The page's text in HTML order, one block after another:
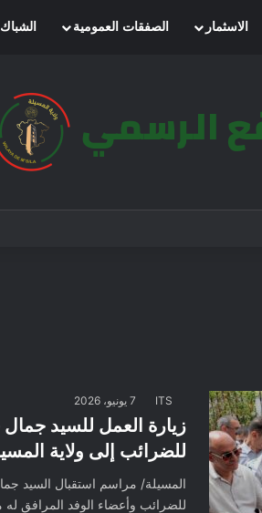
الاسثمار الصفقات العمومية
ITS 7 يونيو، 2026
زيارة العمل للسيد
للضرائب إلى ولاية
المسيلة/ مراسم استقبال السيد
للضرائب وأعضاء الوفد المرافق